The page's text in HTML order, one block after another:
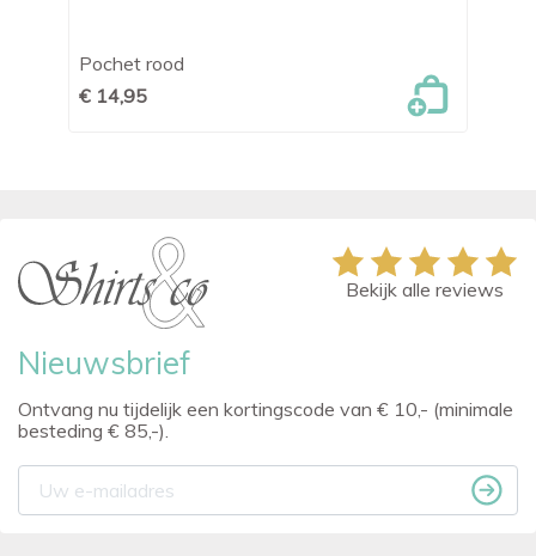
Pochet rood
€ 14,95
Nieuwsbrief
Ontvang nu tijdelijk een kortingscode van € 10,- (minimale
besteding € 85,-).
Bekijk alle reviews